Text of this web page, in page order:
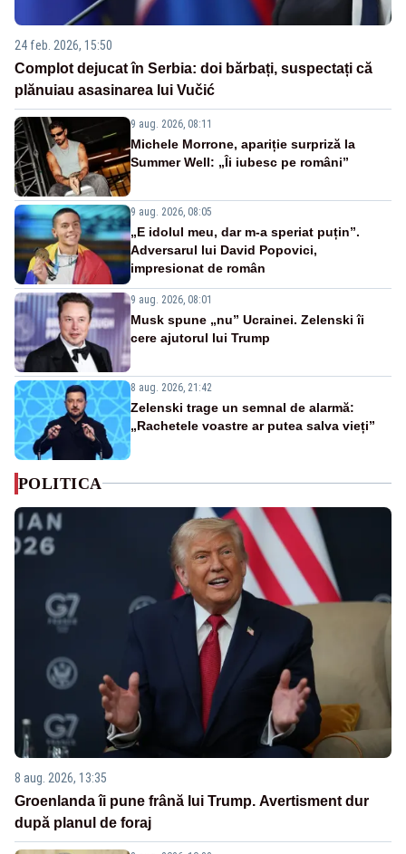
24 feb. 2026, 15:50
Complot dejucat în Serbia: doi bărbați, suspectați că
plănuiau asasinarea lui Vučić
9 aug. 2026, 08:11
Michele Morrone, apariție surpriză la
Summer Well: „Îi iubesc pe români”
9 aug. 2026, 08:05
„E idolul meu, dar m-a speriat puțin”.
Adversarul lui David Popovici,
impresionat de român
9 aug. 2026, 08:01
Musk spune „nu” Ucrainei. Zelenski îi
cere ajutorul lui Trump
8 aug. 2026, 21:42
Zelenski trage un semnal de alarmă:
„Rachetele voastre ar putea salva vieți”
POLITICA
8 aug. 2026, 13:35
Groenlanda îi pune frână lui Trump. Avertisment dur
după planul de foraj